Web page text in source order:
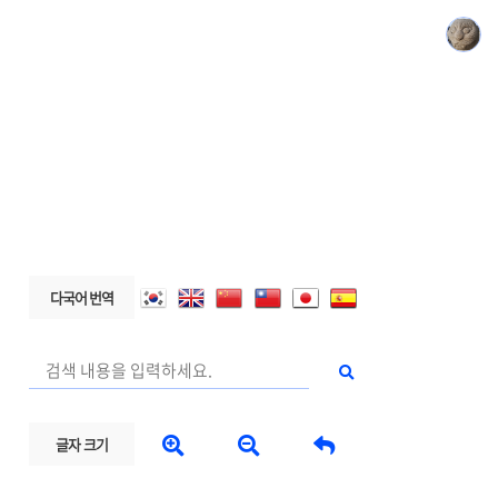
다국어 번역
글자 크기   